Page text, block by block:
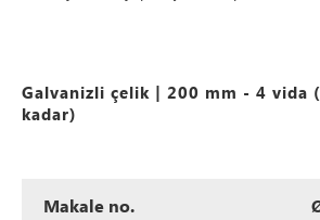
Galvanizli çelik | 200 mm - 4 vida
kadar)
Makale no.